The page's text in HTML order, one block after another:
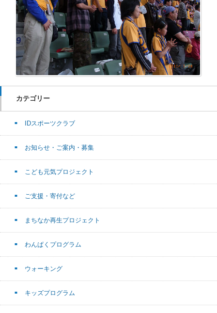
カテゴリー
IDスポーツクラブ
お知らせ・ご案内・募集
こども元気プロジェクト
ご支援・寄付など
まちなか再生プロジェクト
わんぱくプログラム
ウォーキング
キッズプログラム